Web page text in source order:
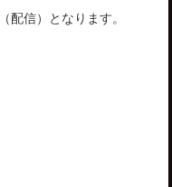
配信）となります。